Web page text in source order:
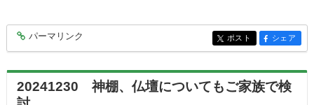
entry9367
パーマリンク entry9367
ポスト entry9367
シェア
20241230 神棚、仏壇についてもご家族で検